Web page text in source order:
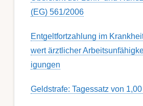
(EG) 561/2006
Ent­gelt­fort­zahl­ung im
wert ärzt­lich­er
igung­en
Geldstrafe: Tagessatz von